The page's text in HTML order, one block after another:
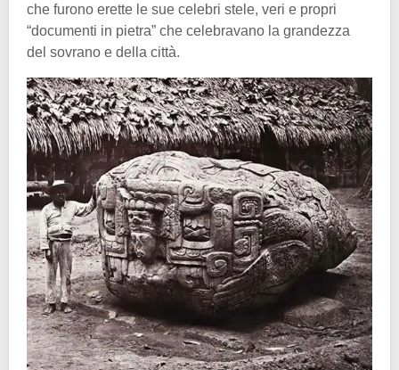
che furono erette le sue celebri stele, veri e propri
“documenti in pietra” che celebravano la grandezza
del sovrano e della città.